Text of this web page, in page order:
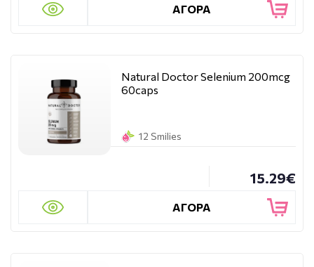
ΑΓΟΡΑ
Natural Doctor Selenium 200mcg
60caps
12 Smilies
15.29€
ΑΓΟΡΑ